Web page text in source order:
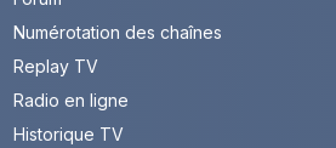
Numérotation des chaînes
Replay TV
Radio en ligne
Historique TV